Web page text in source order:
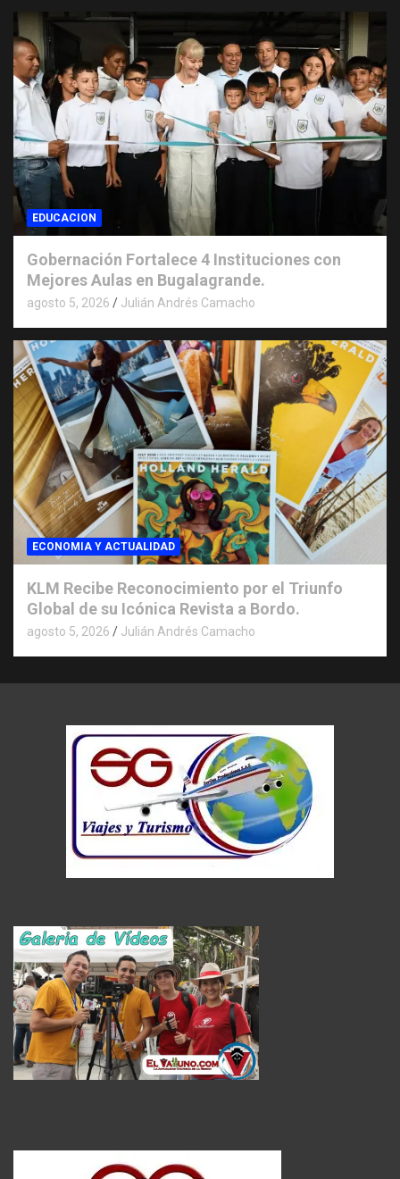
EDUCACION
Gobernación Fortalece 4 Instituciones con
Mejores Aulas en Bugalagrande.
agosto 5, 2026 Julián Andrés Camacho
ECONOMIA Y ACTUALIDAD
KLM Recibe Reconocimiento por el Triunfo
Global de su Icónica Revista a Bordo.
agosto 5, 2026 Julián Andrés Camacho